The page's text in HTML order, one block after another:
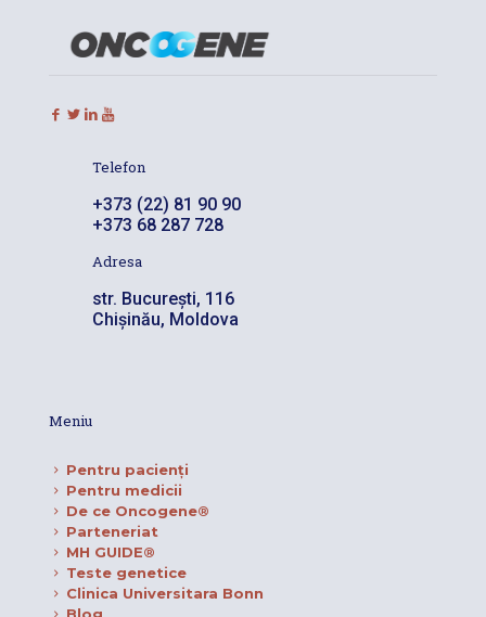
Telefon
+373 (22) 81 90 90
+373 68 287 728
Adresa
str. București, 116
Chișinău, Moldova
Meniu
Pentru pacienţi
Pentru medicii
De ce Oncogene®
Parteneriat
MH GUIDE®
Teste genetice
Clinica Universitara Bonn